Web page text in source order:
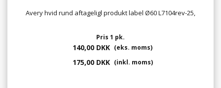
Avery hvid rund aftageligl produkt label Ø60 L7104rev-25,
Pris 1 pk.
140,00 DKK (eks. moms)
175,00 DKK (inkl. moms)